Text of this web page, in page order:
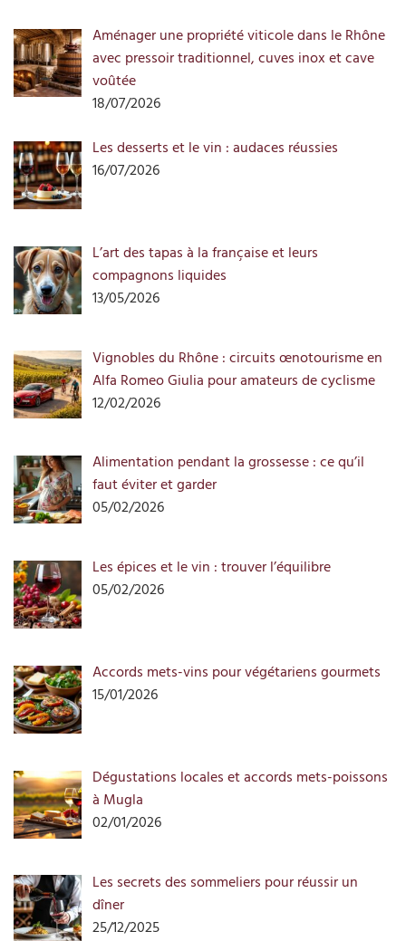
Aménager une propriété viticole dans le Rhône
avec pressoir traditionnel, cuves inox et cave
voûtée
18/07/2026
Les desserts et le vin : audaces réussies
16/07/2026
L’art des tapas à la française et leurs
compagnons liquides
13/05/2026
Vignobles du Rhône : circuits œnotourisme en
Alfa Romeo Giulia pour amateurs de cyclisme
12/02/2026
Alimentation pendant la grossesse : ce qu’il
faut éviter et garder
05/02/2026
Les épices et le vin : trouver l’équilibre
05/02/2026
Accords mets-vins pour végétariens gourmets
15/01/2026
Dégustations locales et accords mets-poissons
à Mugla
02/01/2026
Les secrets des sommeliers pour réussir un
dîner
25/12/2025